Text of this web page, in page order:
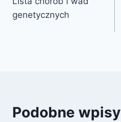
wpisu
genetycznych
Podobne wpisy